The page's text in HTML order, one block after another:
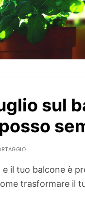
sul
e il tuo balcone è
trasformare il